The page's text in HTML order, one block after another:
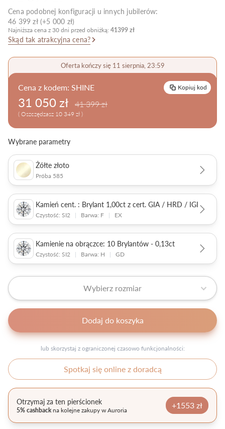
Pielęgnacja biżuterii
Cena podobnej konfiguracji u innych jubilerów:
46 399 zł (+5 000 zł)
Najniższa cena z 30 dni przed obniżką: 41399 zł
Skąd tak atrakcyjna cena?
Oferta kończy się 11 sierpnia, 23:59
Cena z kodem: SHINE Kopiuj kod
31 050 zł 41 399 zł
( Oszczędzasz 10 349 zł )
Wybrane parametry
Żółte złoto
Próba 585
Kamień cent. : Brylant 1,00ct z cert. GIA / HRD / IGI
Czystość: SI2 | Barwa: F | EX
Kamienie na obrączce: 10 Brylantów - 0,13ct
Czystość: SI2 | Barwa: H | GD
Wybierz rozmiar
Dodaj do koszyka
lub skorzystaj z ograniczonej czasowo funkcjonalności:
Spotkaj się online z doradcą
Otrzymaj za ten pierścionek
5% cashbackna kolejne zakupy w Auroria +1553 zł